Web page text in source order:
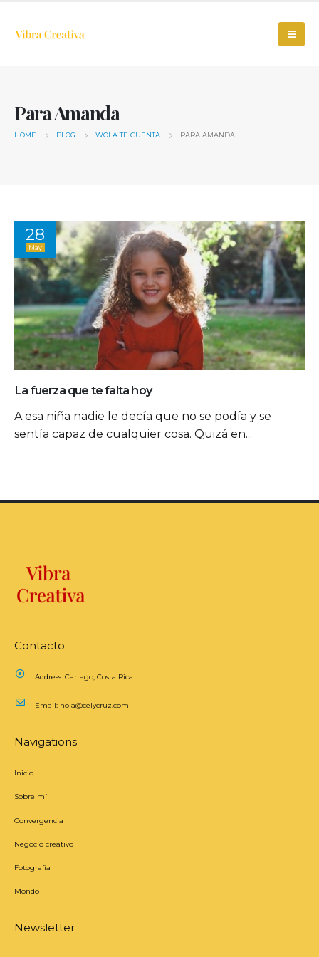
Para Amanda
HOME BLOG WOLA TE CUENTA PARA AMANDA
28
May
La fuerza que te falta hoy
A esa niña nadie le decía que no se podía y se
sentía capaz de cualquier cosa. Quizá en...
Contacto
Address: Cartago, Costa Rica.
Email: hola@celycruz.com
Navigations
Inicio
Sobre mí
Convergencia
Negocio creativo
Fotografía
Mondo
Newsletter